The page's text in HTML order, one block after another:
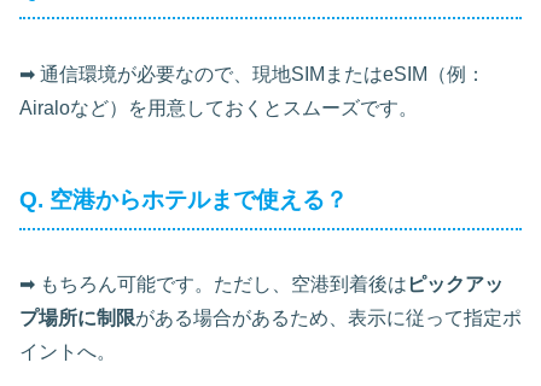
➡ 通信環境が必要なので、現地SIMまたはeSIM（例：
Airaloなど）を用意しておくとスムーズです。
Q. 空港からホテルまで使える？
➡ もちろん可能です。ただし、空港到着後は ピックアッ
プ場所に制限がある場合があるため、表示に従って指定ポ
イントへ。